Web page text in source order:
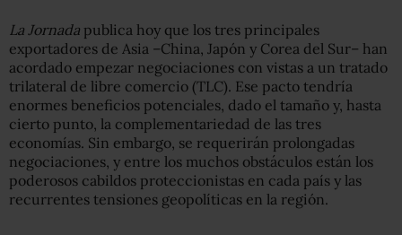
La Jornada publica hoy que los tres principales
exportadores de Asia –China, Japón y Corea del Sur– han
acordado empezar negociaciones con vistas a un tratado
trilateral de libre comercio (TLC). Ese pacto tendría
enormes beneficios potenciales, dado el tamaño y, hasta
cierto punto, la complementariedad de las tres
economías. Sin embargo, se requerirán prolongadas
negociaciones, y entre los muchos obstáculos están los
poderosos cabildos proteccionistas en cada país y las
recurrentes tensiones geopolíticas en la región.